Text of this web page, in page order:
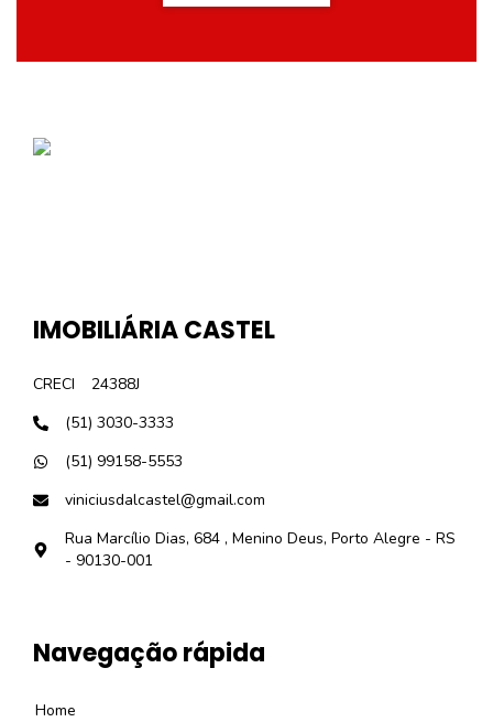
IMOBILIÁRIA CASTEL
CRECI
24388J
(51) 3030-3333
(51) 99158-5553
viniciusdalcastel@gmail.com
Rua Marcílio Dias, 684 , Menino Deus, Porto Alegre - RS
- 90130-001
Navegação rápida
Home